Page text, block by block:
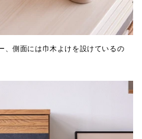
、側面には巾木よけを設けているの